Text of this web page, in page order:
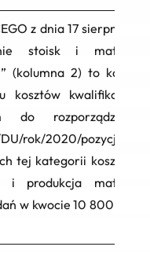
z dnia 17 sierpnia
stoisk i
(kolumna 2) to
kosztów
do
rok/2020/pozycja/
tej kategorii kosztów
i produkcja
w kwocie 10 800,00